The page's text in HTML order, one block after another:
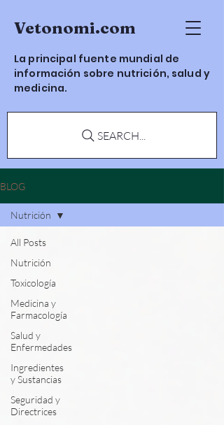
Vetonomi.com
La principal fuente mundial de
información sobre nutrición, salud y
medicina.
SEARCH...
BLOG
All Posts
Nutrición
Toxicología
Medicina y
Farmacología
Salud y
Enfermedades
Ingredientes
y Sustancias
Seguridad y
Directrices
Nutrición